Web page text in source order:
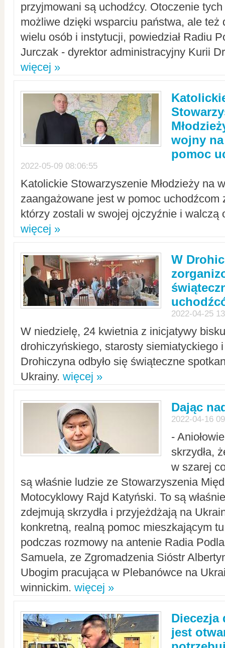
przyjmowani są uchodźcy. Otoczenie
możliwe dzięki wsparciu państwa, ale też
wielu osób i instytucji, powiedział Radiu
Jurczak - dyrektor administracyjny Kurii
więcej »
wojny
pomoc
2022-05-09 08:06:55
Katolickie Stowarzyszenie Młodzieży na
zaangażowane jest w pomoc uchodźcom
którzy zostali w swojej ojczyźnie i walczą
więcej »
W
2022-04-25
W niedzielę, 24 kwietnia z inicjatywy
drohiczyńskiego, starosty siemiatyckiego
Drohiczyna odbyło się świąteczne
Ukrainy. więcej »
Dając
2022-04-16
-
skrzydła,
w szarej
są właśnie ludzie ze Stowarzyszenia
Motocyklowy Rajd Katyński. To są
zdejmują skrzydła i przyjeżdżają na
konkretną, realną pomoc mieszkającym
podczas rozmowy na antenie Radia
Samuela, ze Zgromadzenia Sióstr
Ubogim pracująca w Plebanówce na
winnickim. więcej »
Diecezja
jest